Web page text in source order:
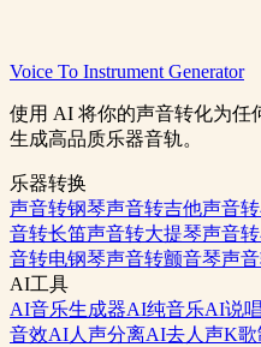
生成背景音乐 查看定价
Voice To Instrument Generator
使用 AI 将你的声音转化为任
生成高品质乐器音轨。
乐器转换
声音转钢琴声音转吉他声音
音转长笛声音转大提琴声音
音转电钢琴声音转颤音琴声
AI工具
AI音乐生成器AI纯音乐AI说
音效AI人声分离AI去人声K歌